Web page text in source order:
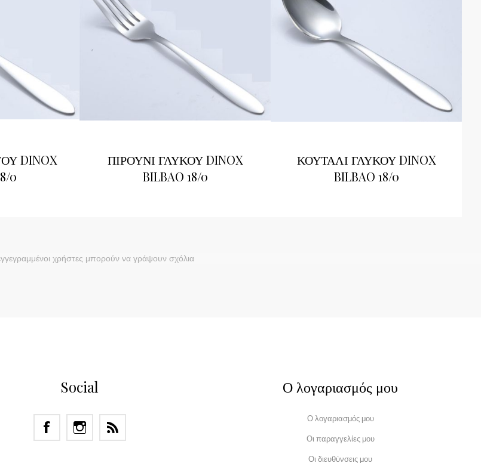
DINOX
0
ΠΙΡΟΥΝΙ ΓΛΥΚΟΥ DINOX
BILBAO 18/0
ΚΟΥΤΑΛΙ ΓΛΥΚΟΥ DINOX
BILBAO 18/0
χρήστες μπορούν να γράψουν σχόλια
Social Ο λογαριασμός μου
Ο λογαριασμός μου
Οι παραγγελίες μου
Οι διευθύνσεις μου